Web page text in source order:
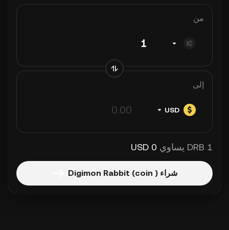
من
إلى
USD
1 DRB يساوي 0 USD
شراء Digimon Rabbit (coin )